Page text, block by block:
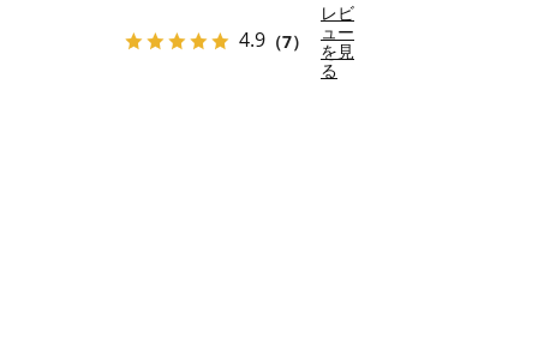
4.9 （7）
レビ
ュー
を見
る